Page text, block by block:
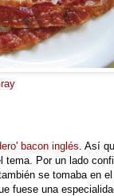
bacon inglés . Así
tema. Por un lado
se tomaba en
fuese una